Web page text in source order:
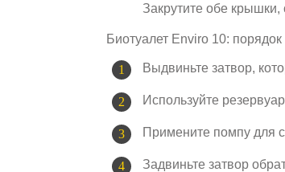
Закрутите обе крышки,
Биотуалет Enviro 10: порядок
Выдвиньте затвор,
Используйте
Примените помпу для
Задвиньте затвор